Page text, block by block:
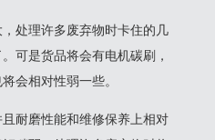
处理许多废弃物时卡住的几
可是货品将会有电机碳刷，
会相对性弱一些。
耐磨性能和维修保养上相对